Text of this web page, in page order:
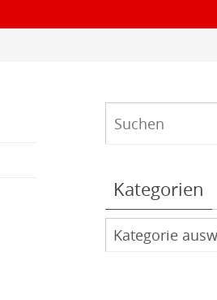
Kategorien
Kategorien